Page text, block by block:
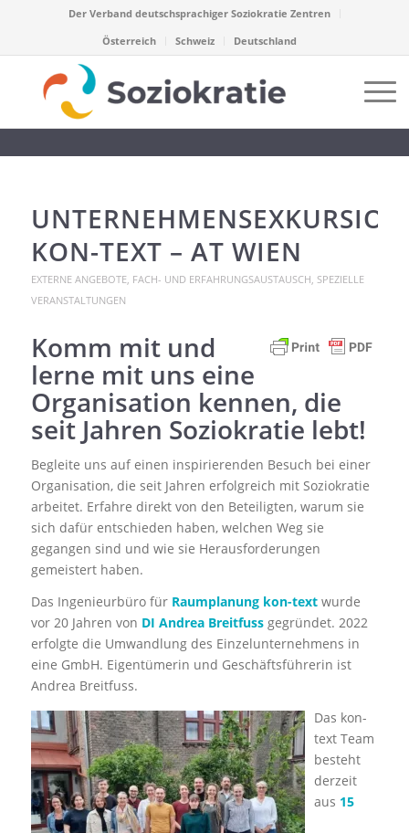
Der Verband deutschsprachiger Soziokratie Zentren
Österreich
Schweiz Deutschland
UNTERNEHMENSEXKURSION
KON-TEXT – AT WIEN
EXTERNE ANGEBOTE, FACH- UND ERFAHRUNGSAUSTAUSCH, SPEZIELLE
VERANSTALTUNGEN
Komm mit und
lerne mit uns eine
Organisation kennen, die
seit Jahren Soziokratie lebt!
Begleite uns auf einen inspirierenden Besuch bei einer
Organisation, die seit Jahren erfolgreich mit Soziokratie
arbeitet. Erfahre direkt von den Beteiligten, warum sie
sich dafür entschieden haben, welchen Weg sie
gegangen sind und wie sie Herausforderungen
gemeistert haben.
Das Ingenieurbüro für Raumplanung kon-textwurde
vor 20 Jahren von DI Andrea Breitfussgegründet. 2022
erfolgte die Umwandlung des Einzelunternehmens in
eine GmbH. Eigentümerin und Geschäftsführerin ist
Andrea Breitfuss.
Das kon-
text Team
besteht
derzeit
aus 15